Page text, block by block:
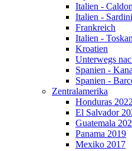
Italien -
Italien -
Frankreich
Italien -
Kroatien
Unterwegs
Spanien -
Spanien -
Zentralamerika
Honduras 2022
El Salvador
Guatemala
Panama 2019
Mexiko 2017